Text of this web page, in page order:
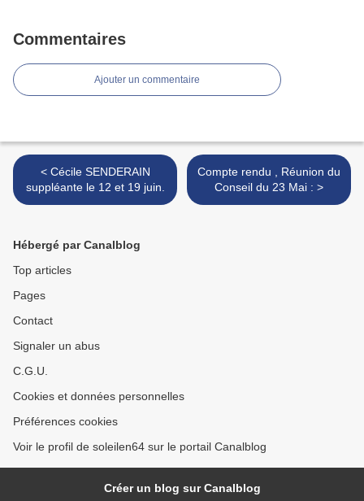
Commentaires
Ajouter un commentaire
< Cécile SENDERAIN
suppléante le 12 et 19 juin.
Compte rendu , Réunion du
Conseil du 23 Mai : >
Hébergé par Canalblog
Top articles
Pages
Contact
Signaler un abus
C.G.U.
Cookies et données personnelles
Préférences cookies
Voir le profil de soleilen64 sur le portail Canalblog
Créer un blog sur Canalblog